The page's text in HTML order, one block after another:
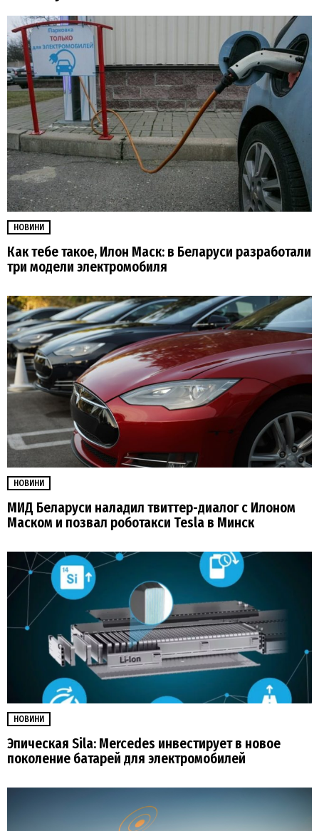
НОВИНИ
Как тебе такое, Илон Маск: в Беларуси разработали
три модели электромобиля
НОВИНИ
МИД Беларуси наладил твиттер-диалог с Илоном
Маском и позвал роботакси Tesla в Минск
НОВИНИ
Эпическая Sila: Mercedes инвестирует в новое
поколение батарей для электромобилей